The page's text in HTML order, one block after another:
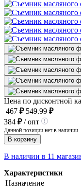
Цена по дисконтной
467 ₽ 549.99 ₽
384 ₽/ опт
Данной позиции нет в
В корзину
В наличии в 11
Характеристики
Назначение